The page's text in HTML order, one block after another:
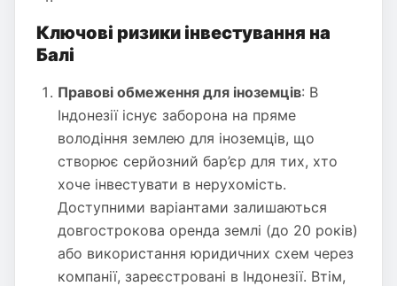
Ключові ризики інвестування на
Балі
Правові обмеження для іноземців: В
Індонезії існує заборона на пряме
володіння землею для іноземців, що
створює серйозний бар’єр для тих, хто
хоче інвестувати в нерухомість.
Доступними варіантами залишаються
довгострокова оренда землі (до 20 років)
або використання юридичних схем через
компанії, зареєстровані в Індонезії. Втім,